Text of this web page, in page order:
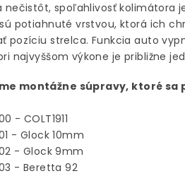
nečistôt, spoľahlivosť kolimátora
potiahnuté vrstvou, ktorá ich
pozíciu strelca. Funkcia auto
najvyššom výkone je približne
montážne súpravy, ktoré
- COLT1911
- Glock 10mm
- Glock 9mm
- Beretta 92